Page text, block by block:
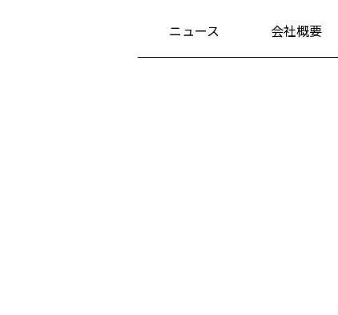
ニュース 会社概要